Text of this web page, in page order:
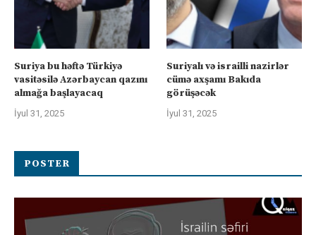
Suriya bu həftə Türkiyə
vasitəsilə Azərbaycan qazını
almağa başlayacaq
İyul 31, 2025
Suriyalı və israilli nazirlər
cümə axşamı Bakıda
görüşəcək
İyul 31, 2025
POSTER